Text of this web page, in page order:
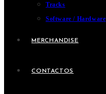
Tracks
Software / Hardware
MERCHANDISE
CONTACTOS